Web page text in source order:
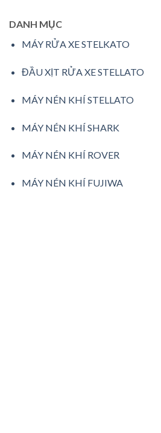
DANH MỤC
MÁY RỬA XE STELKATO
ĐẦU XỊT RỬA XE STELLATO
MÁY NÉN KHÍ STELLATO
MÁY NÉN KHÍ SHARK
MÁY NÉN KHÍ ROVER
MÁY NÉN KHÍ FUJIWA